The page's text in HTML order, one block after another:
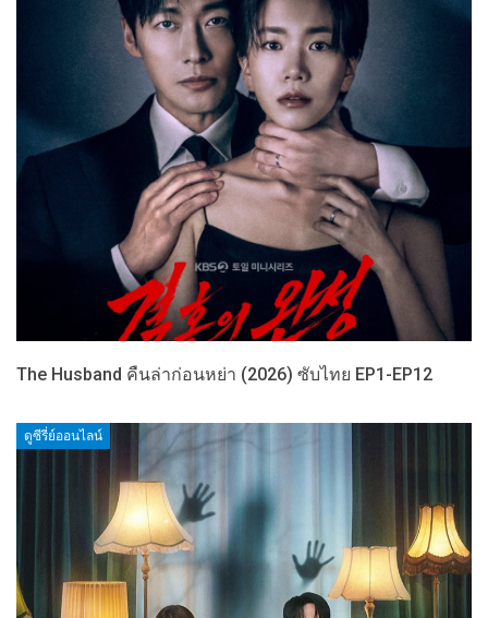
The Husband คืนล่าก่อนหย่า (2026) ซับไทย EP1-EP12
ดูซีรี่ย์ออนไลน์